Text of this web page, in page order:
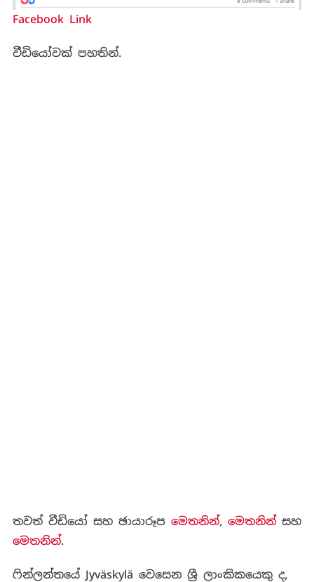
Facebook Link
වීඩියෝවක් පහතින්.
තවත් වීඩියෝ සහ ඡායාරූප මෙතනින්, ‍ මෙතනින්සහ
මෙතනින්.
ෆින්ලන්තයේ Jyväskylä වෙසෙන ශ්‍රී ලාංකිකයෙකු ද,